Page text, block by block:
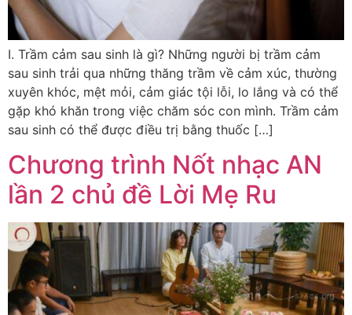
I. Trầm cảm sau sinh là gì? Những người bị trầm cảm
sau sinh trải qua những thăng trầm về cảm xúc, thường
xuyên khóc, mệt mỏi, cảm giác tội lỗi, lo lắng và có thể
gặp khó khăn trong việc chăm sóc con mình. Trầm cảm
sau sinh có thể được điều trị bằng thuốc […]
Chương trình Nốt nhạc AN
lần 2 chủ đề Lời Mẹ Ru